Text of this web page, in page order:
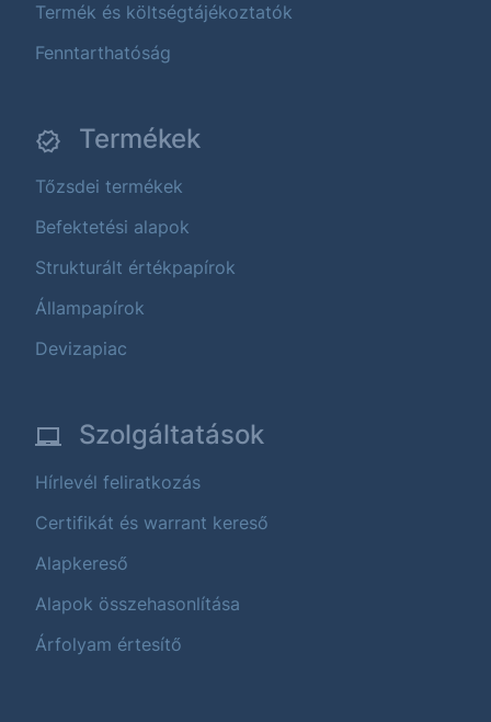
Termék és költségtájékoztatók
Fenntarthatóság
Termékek
Tőzsdei termékek
Befektetési alapok
Strukturált értékpapírok
Állampapírok
Devizapiac
Szolgáltatások
Hírlevél feliratkozás
Certifikát és warrant kereső
Alapkereső
Alapok összehasonlítása
Árfolyam értesítő